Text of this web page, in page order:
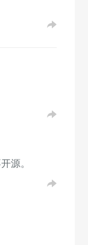
源。